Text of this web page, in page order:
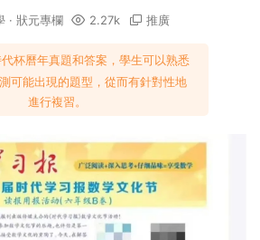
· 狀元專欄 2.27k 推廣
杯曆年真題和答案，學生可以熟悉
可能出現的題型，從而有針對性地
進行複習。